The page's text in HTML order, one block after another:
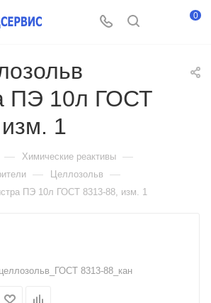
0
ПЭ 10л ГОСТ
1
— Химические реактивы —
— Целлозольв —
ПЭ 10л ГОСТ 8313-88, изм. 1
8313-88_кан